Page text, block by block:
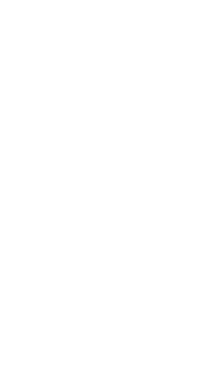
口，等待約30分鐘後再
低蛀牙與牙周問題的風
但只要掌握方法就能有
刷頭、軟毛牙刷，或專
。刷牙角度：牙刷與牙
特別要注意牙套上下
側，再刷下排外側。接
地慢慢清潔每顆牙齒。
引器，協助清潔矯正器
期間常見、實用又值得